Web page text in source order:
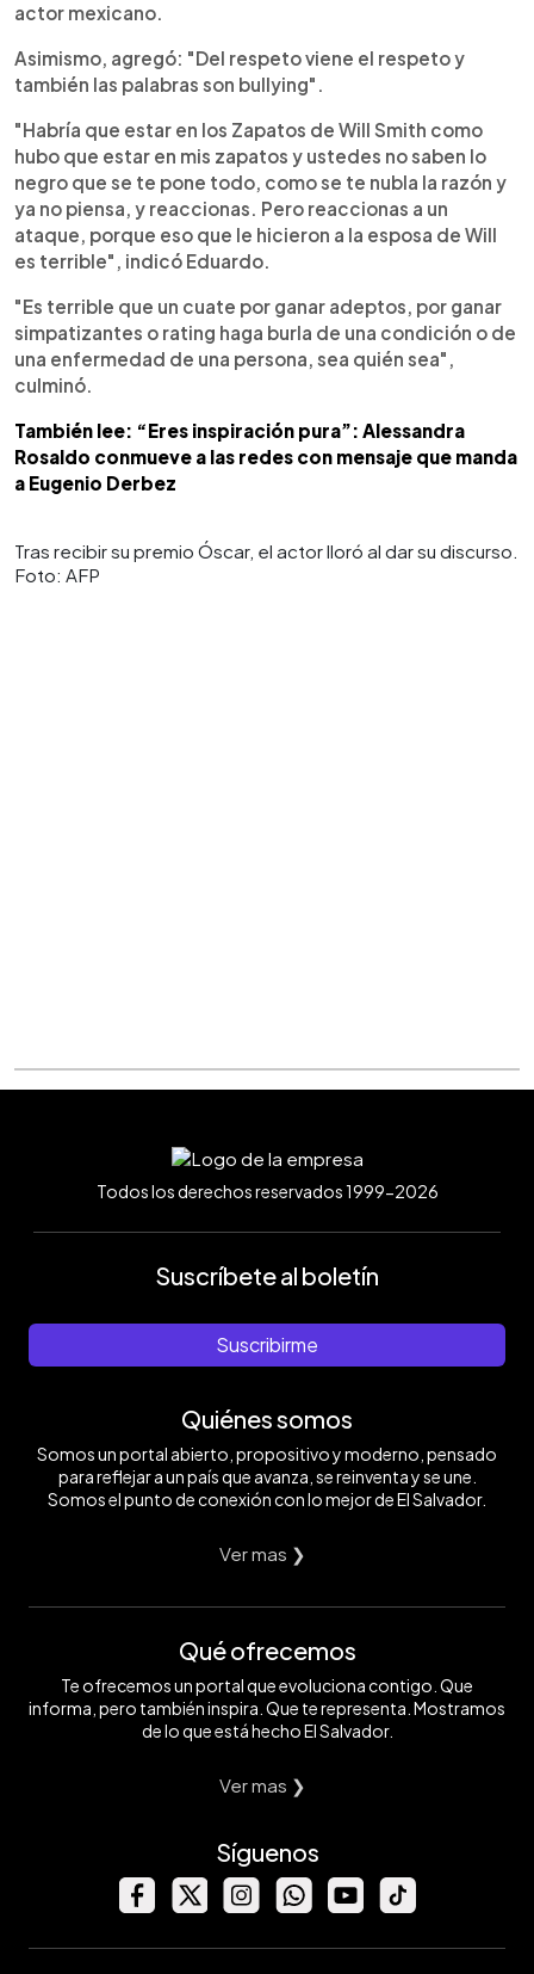
actor mexicano.
Asimismo, agregó: "Del respeto viene el respeto y
también las palabras son bullying".
"Habría que estar en los Zapatos de Will Smith como
hubo que estar en mis zapatos y ustedes no saben lo
negro que se te pone todo, como se te nubla la razón y
ya no piensa, y reaccionas. Pero reaccionas a un
ataque, porque eso que le hicieron a la esposa de Will
es terrible", indicó Eduardo.
"Es terrible que un cuate por ganar adeptos, por ganar
simpatizantes o rating haga burla de una condición o de
una enfermedad de una persona, sea quién sea",
culminó.
También lee: “Eres inspiración pura”: Alessandra
Rosaldo conmueve a las redes con mensaje que manda
a Eugenio Derbez
Tras recibir su premio Óscar, el actor lloró al dar su discurso.
Foto: AFP
Todos los derechos reservados 1999-2026
Suscríbete al boletín
Suscribirme
Quiénes somos
Somos un portal abierto, propositivo y moderno, pensado
para reflejar a un país que avanza, se reinventa y se une.
Somos el punto de conexión con lo mejor de El Salvador.
Ver mas ❯
Qué ofrecemos
Te ofrecemos un portal que evoluciona contigo. Que
informa, pero también inspira. Que te representa. Mostramos
de lo que está hecho El Salvador.
Ver mas ❯
Síguenos